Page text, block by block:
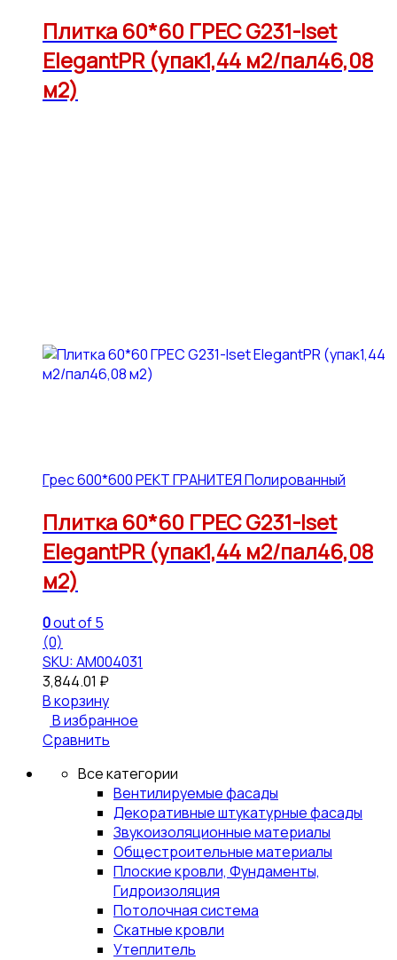
Плитка 60*60 ГРЕС G231-Iset
ElegantPR (упак1,44 м2/пал46,08
м2)
Грес 600*600 РЕКТ ГРАНИТЕЯ Полированный
Плитка 60*60 ГРЕС G231-Iset
ElegantPR (упак1,44 м2/пал46,08
м2)
0out of 5
(0)
SKU: АМ004031
3,844.01 ₽
В корзину
В избранное
Сравнить
Все категории
Вентилируемые фасады
Декоративные штукатурные фасады
Звукоизоляционные материалы
Общестроительные материалы
Плоские кровли, Фундаменты,
Гидроизоляция
Потолочная система
Скатные кровли
Утеплитель